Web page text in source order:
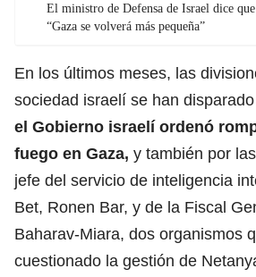
El ministro de Defensa de Israel dice que
“Gaza se volverá más pequeña”
En los últimos meses, las
sociedad israelí se han
el Gobierno israelí ordenó
fuego en Gaza, y también por
jefe del servicio de inteligencia
Bet, Ronen Bar, y de la Fiscal
Baharav-Miara, dos organismos
cuestionado la gestión de